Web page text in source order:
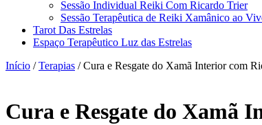
Sessão Individual Reiki Com Ricardo Trier
Sessão Terapêutica de Reiki Xamânico ao
Tarot Das Estrelas
Espaço Terapêutico Luz das Estrelas
Início /Terapias / Cura e Resgate do Xamã Interior com
Cura e Resgate do Xamã